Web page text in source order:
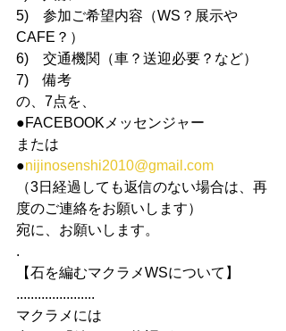
5)　参加ご希望内容（WS？展示や
CAFE？）
6)　交通機関（車？送迎必要？など）
7)　備考
の、7点を、
●FACEBOOKメッセンジャー
または
●nijinosenshi2010@gmail.com
（3日経過しても返信のない場合は、再
度のご連絡をお願いします）
宛に、お願いします。
.
【石を編むマクラメWSについて】
......................
マクラメには